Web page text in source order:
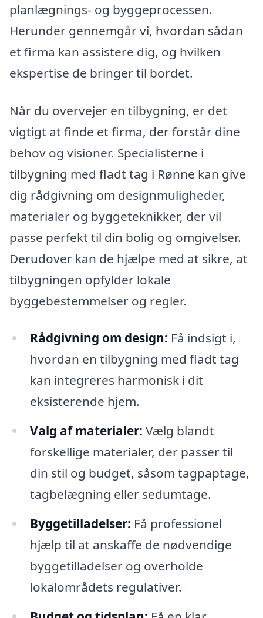
planlægnings- og byggeprocessen.
Herunder gennemgår vi, hvordan sådan
et firma kan assistere dig, og hvilken
ekspertise de bringer til bordet.
Når du overvejer en tilbygning, er det
vigtigt at finde et firma, der forstår dine
behov og visioner. Specialisterne i
tilbygning med fladt tag i Rønne kan give
dig rådgivning om designmuligheder,
materialer og byggeteknikker, der vil
passe perfekt til din bolig og omgivelser.
Derudover kan de hjælpe med at sikre, at
tilbygningen opfylder lokale
byggebestemmelser og regler.
Rådgivning om design: Få indsigt i,
hvordan en tilbygning med fladt tag
kan integreres harmonisk i dit
eksisterende hjem.
Valg af materialer: Vælg blandt
forskellige materialer, der passer til
din stil og budget, såsom tagpaptage,
tagbelægning eller sedumtage.
Byggetilladelser: Få professionel
hjælp til at anskaffe de nødvendige
byggetilladelser og overholde
lokalområdets regulativer.